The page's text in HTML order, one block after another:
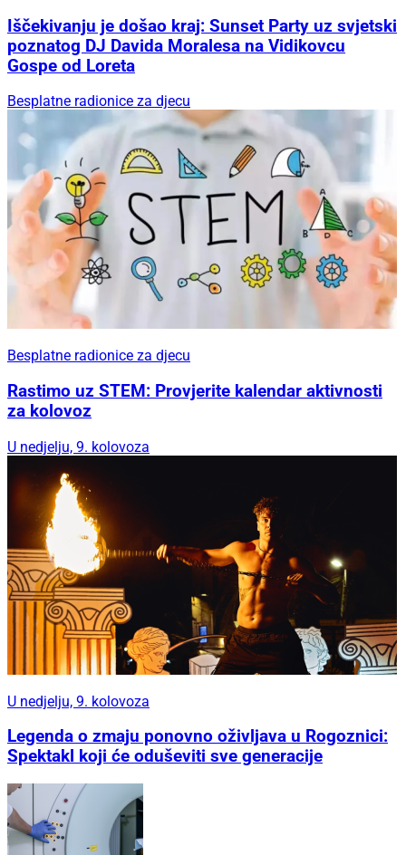
Iščekivanju je došao kraj: Sunset Party uz svjetski
poznatog DJ Davida Moralesa na Vidikovcu
Gospe od Loreta
Besplatne radionice za djecu
Besplatne radionice za djecu
Rastimo uz STEM: Provjerite kalendar aktivnosti
za kolovoz
U nedjelju, 9. kolovoza
U nedjelju, 9. kolovoza
Legenda o zmaju ponovno oživljava u Rogoznici:
Spektakl koji će oduševiti sve generacije